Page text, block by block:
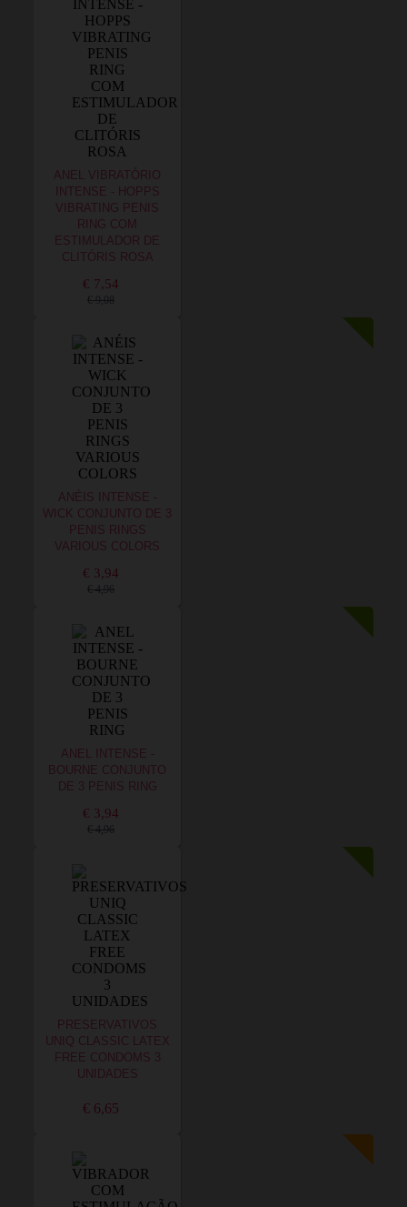
ANEL VIBRATÓRIO
INTENSE - HOPPS
VIBRATING PENIS
RING COM
ESTIMULADOR DE
CLITÓRIS ROSA
€ 7,54
€ 9,08
ANÉIS INTENSE -
WICK CONJUNTO DE 3
PENIS RINGS
VARIOUS COLORS
€ 3,94
€ 4,96
ANEL INTENSE -
BOURNE CONJUNTO
DE 3 PENIS RING
€ 3,94
€ 4,96
PRESERVATIVOS
UNIQ CLASSIC LATEX
FREE CONDOMS 3
UNIDADES
€ 6,65